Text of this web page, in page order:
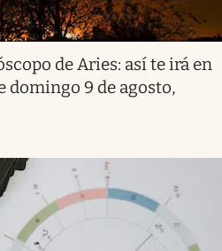
de Aries: así te irá en
domingo 9 de agosto,